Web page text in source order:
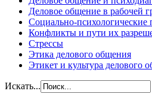
Деловое общение в рабочей
Cоциально-психологические
Конфликты и пути их
Стрессы
Этика делового общения
Этикет и культура делового
Искать...